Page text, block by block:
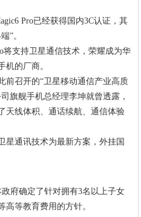
Pro已经获得国内3C认证，其
”。
支持卫星通信技术，荣耀成为华
机的厂商。
召开的“卫星移动通信产业高质
旗舰手机总经理李坤就曾透露，
天线体积、通话续航、通信体验
通讯技术为最新方案，外挂国
府确定了针对拥有3名以上子女
高等教育费用的方针。